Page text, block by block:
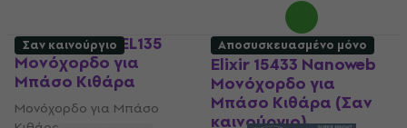
Rotosound TEL135
Μονόχορδο για
Μπάσο Κιθάρα
Μονόχορδο για Μπάσο
Elixir 15433 Nanoweb
Μονόχορδο για
Μπάσο Κιθάρα (Σαν
καινούργιο)
Σαν καινούργιο Αποσυσκευασμένο μόνο